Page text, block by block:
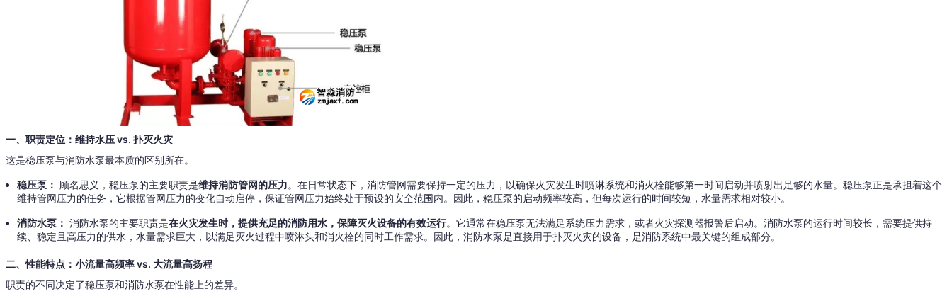
一、职责定位：维持水压 vs. 扑灭火灾
这是稳压泵与消防水泵最本质的区别所在。
稳压泵： 顾名思义，稳压泵的主要职责是维持消防管网的压力。在日常状态下，消防管网需要保持一定的压力，以确保火灾发生时喷淋系统和消火栓能够第一时间启动并喷射出足够的水量。稳压泵正是承担着这个
维持管网压力的任务，它根据管网压力的变化自动启停，保证管网压力始终处于预设的安全范围内。因此，稳压泵的启动频率较高，但每次运行的时间较短，水量需求相对较小。
消防水泵： 消防水泵的主要职责是在火灾发生时，提供充足的消防用水，保障灭火设备的有效运行。它通常在稳压泵无法满足系统压力需求，或者火灾探测器报警后启动。消防水泵的运行时间较长，需要提供持
续、稳定且高压力的供水，水量需求巨大，以满足灭火过程中喷淋头和消火栓的同时工作需求。因此，消防水泵是直接用于扑灭火灾的设备，是消防系统中最关键的组成部分。
二、性能特点：小流量高频率 vs. 大流量高扬程
职责的不同决定了稳压泵和消防水泵在性能上的差异。